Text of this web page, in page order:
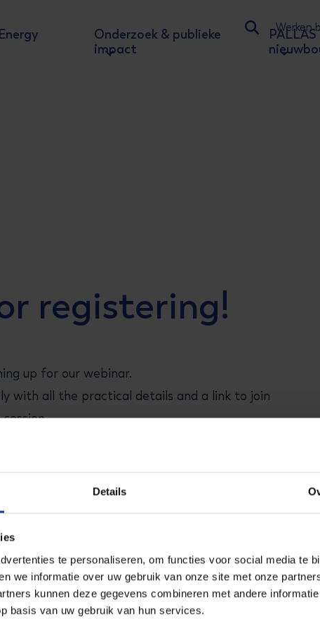
Details
te personaliseren, om functies voor social media te
we informatie over uw gebruik van onze site met onze
kunnen deze gegevens combineren met andere
basis van uw gebruik van hun services.
Ga naar
Werken
Onderzoek & publieke
impact
PALLAS
registering!
up for our webinar.
with all the practical details and a link to join